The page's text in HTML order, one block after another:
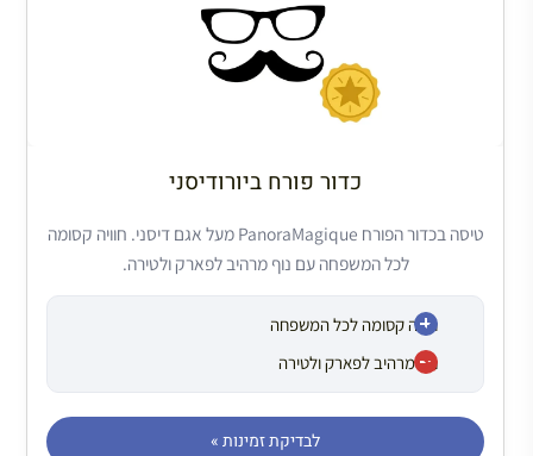
כדור פורח ביורודיסני
חוויה קסומה לכל המשפחה
נוף מרהיב לפארק ולטירה
טיסה בכדור הפורח PanoraMagique מעל אגם דיסני. חוויה קסומה
לכל המשפחה עם נוף מרהיב לפארק ולטירה.
לבדיקת זמינות »